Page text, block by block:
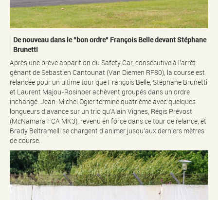
De nouveau dans le ”bon ordre” François Belle devant Stéphane
Brunetti
Après une brève apparition du Safety Car, consécutive à l’arrêt
gênant de Sebastien Cantounat (Van Diemen RF80), la course est
relancée pour un ultime tour que François Belle, Stéphane Brunetti
et Laurent Majou-Rosinoer achèvent groupés dans un ordre
inchangé. Jean-Michel Ogier termine quatrième avec quelques
longueurs d’avance sur un trio qu’Alain Vignes, Régis Prévost
(McNamara FCA MK3), revenu en force dans ce tour de relance, et
Brady Beltramelli se chargent d’animer jusqu’aux derniers mètres
de course.